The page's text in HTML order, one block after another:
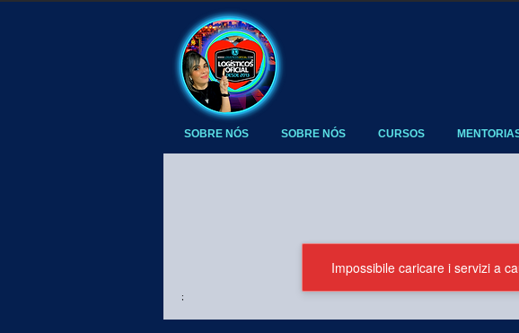
SOBRE NÓS SOBRE NÓS CURSOS
Impossibile caricare i servizi a
;